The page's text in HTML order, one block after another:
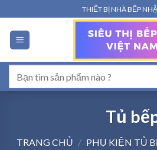
qua
nội
dung
THIẾT BỊ NHÀ BẾP
kiếm:
Tủ
TRANG CHỦ / PHỤ KIỆN TỦ